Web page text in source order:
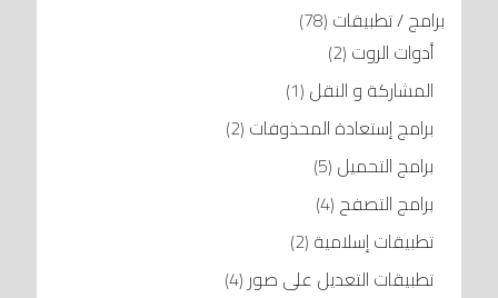
برامج / تطبيقات (78)
أدوات الروت (2)
المشاركة و النقل (1)
برامج إستعادة المحذوفات (2)
برامج التحميل (5)
برامج التصفح (4)
تطبيقات إسلامية (2)
تطبيقات التعديل على صور (4)